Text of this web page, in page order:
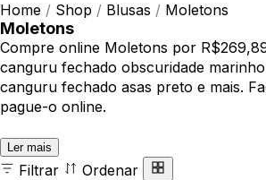
Home / Shop / Blusas / Moletons
Moletons
Compre online Moletons por
canguru fechado obscuridade
canguru fechado asas preto e mais.
pague-o online.
Ler mais
Filtrar
Ordenar